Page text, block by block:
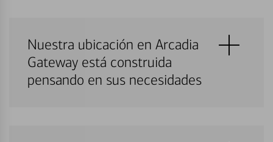
Nuestra ubicación en Arcadia
Gateway está construida
pensando en sus necesidades